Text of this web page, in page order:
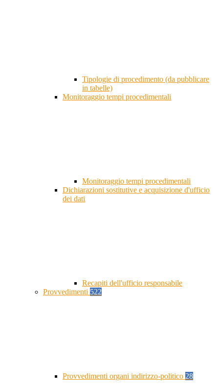
Tipologie di procedimento (da pubblicare
in tabelle)
Monitoraggio tempi procedimentali
Monitoraggio tempi procedimentali
Dichiarazioni sostitutive e acquisizione d'ufficio
dei dati
Recapiti dell'ufficio responsabile
Provvedimenti 522
Provvedimenti organi indirizzo-politico 28